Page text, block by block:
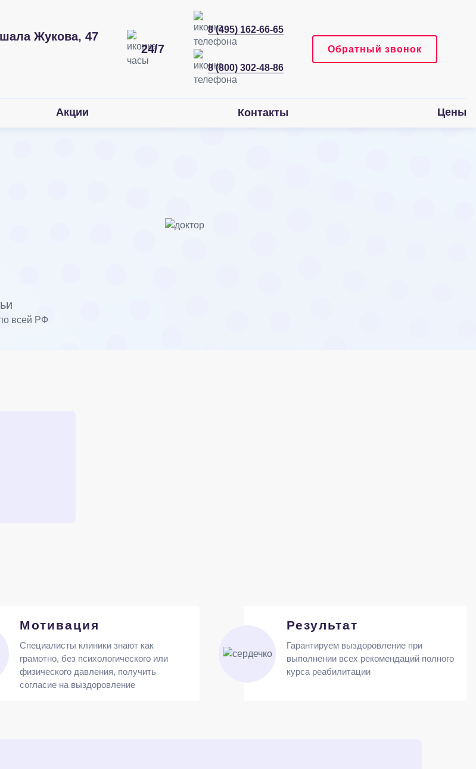
Жукова, 47
24/7
8 (495) 162-66-65
8 (800) 302-48-86
Обратный звонок
Акции Контакты Цены
в
всей РФ
Мотивация
Специалисты клиники знают как
грамотно, без психологического или
физического давления, получить
согласие на выздоровление
Результат
Гарантируем выздоровление при
выполнении всех рекомендаций полного
курса реабилитации